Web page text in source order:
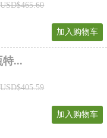
USD$465.60
加入购物车
特...
USD$405.59
加入购物车